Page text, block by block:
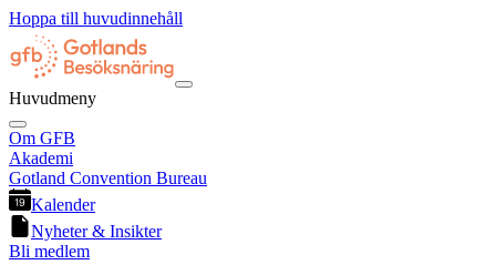
Hoppa till huvudinnehåll
Huvudmeny
Om GFB
Akademi
Gotland Convention Bureau
Kalender
Nyheter & Insikter
Bli medlem